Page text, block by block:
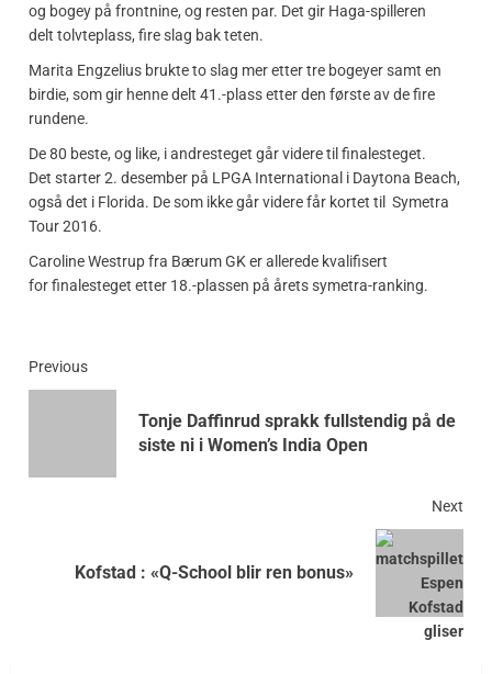
og bogey på frontnine, og resten par. Det gir Haga-spilleren
delt tolvteplass, fire slag bak teten.
Marita Engzelius brukte to slag mer etter tre bogeyer samt en
birdie, som gir henne delt 41.-plass etter den første av de fire
rundene.
De 80 beste, og like, i andresteget går videre til finalesteget.
Det starter 2. desember på LPGA International i Daytona Beach,
også det i Florida. De som ikke går videre får kortet til Symetra
Tour 2016.
Caroline Westrup fra Bærum GK er allerede kvalifisert
for finalesteget etter 18.-plassen på årets symetra-ranking.
Previous
Tonje Daffinrud sprakk fullstendig på de
siste ni i Women’s India Open
Next
Kofstad : «Q-School blir ren bonus»